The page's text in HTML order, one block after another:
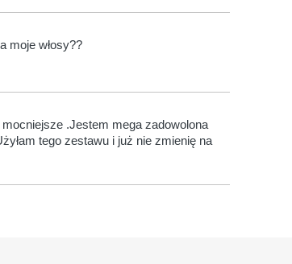
moje włosy??
mocniejsze .Jestem mega zadowolona
tego zestawu i już nie zmienię na